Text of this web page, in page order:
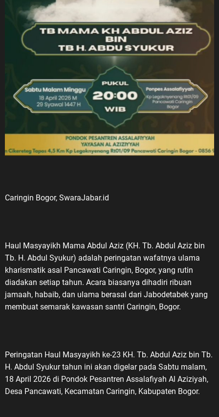
Caringin Bogor, SwaraJabar.id
Haul Masyayikh Mama Abdul Aziz (KH. Tb. Abdul Aziz bin
Tb. H. Abdul Syukur) adalah peringatan wafatnya ulama
kharismatik asal Pancawati Caringin, Bogor, yang rutin
diadakan setiap tahun. Acara biasanya dihadiri ribuan
jamaah, habaib, dan ulama berasal dari Jabodetabek yang
membuat semarak kawasan santri Caringin, Bogor.
Peringatan Haul Masyayikh ke-23 KH. Tb. Abdul Aziz bin Tb.
H. Abdul Syukur tahun ini akan digelar pada Sabtu malam,
18 April 2026 di Pondok Pesantren Assalafiyah Al Aziziyah,
Desa Pancawati, Kecamatan Caringin, Kabupaten Bogor.